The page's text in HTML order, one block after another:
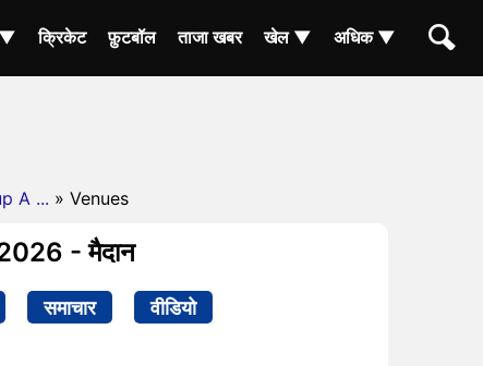
▼ क्रिकेट फ़ुटबॉल ताजा खबर खेल ▼ अधिक ▼
A ... » Venues
- मैदान
समाचार वीडियो